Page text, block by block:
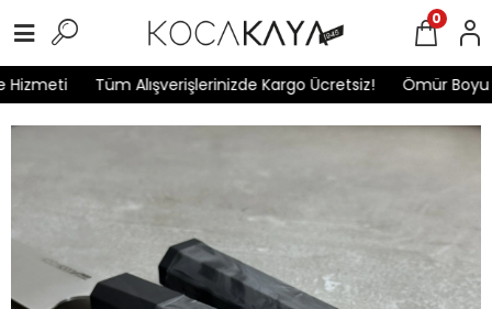
Tüm Alışverişlerinizde Kargo Ücretsiz! Ömür Boyu
0